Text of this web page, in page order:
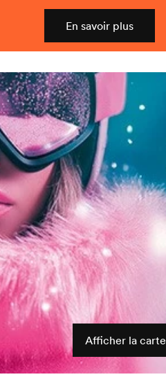
En savoir plus
Shop
Afficher la carte